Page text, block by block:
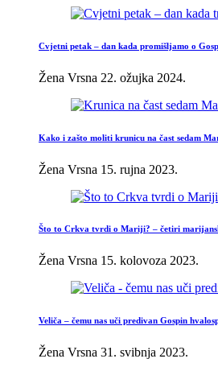
Cvjetni petak – dan kada promišljamo o
Žena Vrsna 22. ožujka 2024.
Kako i zašto moliti krunicu na čast sedam
Žena Vrsna 15. rujna 2023.
Što to Crkva tvrdi o Mariji? – četiri
Žena Vrsna 15. kolovoza 2023.
Veliča – čemu nas uči predivan Gospin
Žena Vrsna 31. svibnja 2023.